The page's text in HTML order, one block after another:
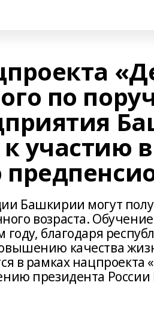
по
участию
Башкирии могут
возраста.
благодаря
качества
в рамках нацпроекта
президента